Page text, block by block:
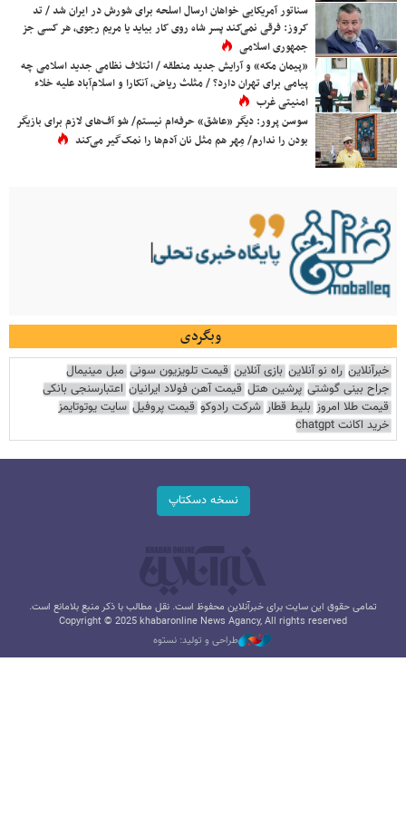
سناتور آمریکایی خواهان ارسال اسلحه برای شورش در ایران شد / تد
کروز: فرقی نمی‌کند پسر شاه روی کار بیاید یا مریم رجوی، هر کسی جز
جمهوری اسلامی
«پیمان مکه» و آرایش جدید منطقه / ائتلاف نظامی جدید اسلامی چه
پیامی برای تهران دارد؟ / مثلث ریاض، آنکارا و اسلام‌آباد علیه خلاء
امنیتی غرب
سوسن پرور: دیگر «عاشق» حرفه‌ام نیستم/ شو آف‌های لازم برای بازیگر
بودن را ندارم/ مِهر هم مثل نان آدم‌ها را نمک‌گیر می‌کند
وبگردی
خبرآنلاین راه نو آنلاین بازی آنلاین قیمت تلویزیون سونی مبل مینیمال
جراح بینی گوشتی پرشین هتل قیمت آهن فولاد ایرانیان اعتبارسنجی بانکی
قیمت طلا امروز بلیط قطار شرکت رادوکو قیمت پروفیل سایت یوتوتایمز
خرید اکانت chatgpt
نسخه دسکتاپ
تمامی حقوق این سایت برای خبرآنلاین محفوظ است. نقل مطالب با ذکر منبع بلامانع است.
Copyright © 2025 khabaronline News Agancy, All rights reserved
طراحی و تولید: نستوه